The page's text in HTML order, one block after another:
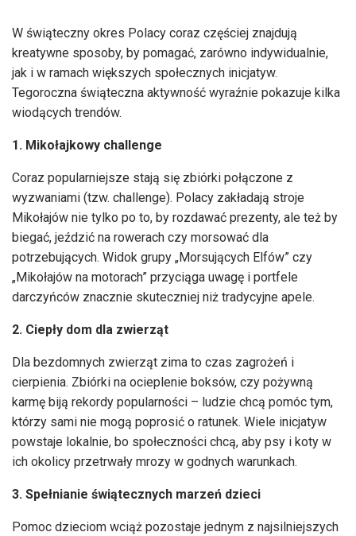
W świąteczny okres Polacy coraz częściej znajdują
kreatywne sposoby, by pomagać, zarówno indywidualnie,
jak i w ramach większych społecznych inicjatyw.
Tegoroczna świąteczna aktywność wyraźnie pokazuje kilka
wiodących trendów.
1. Mikołajkowy challenge
Coraz popularniejsze stają się zbiórki połączone z
wyzwaniami (tzw. challenge). Polacy zakładają stroje
Mikołajów nie tylko po to, by rozdawać prezenty, ale też by
biegać, jeździć na rowerach czy morsować dla
potrzebujących. Widok grupy „Morsujących Elfów” czy
„Mikołajów na motorach” przyciąga uwagę i portfele
darczyńców znacznie skuteczniej niż tradycyjne apele.
2. Ciepły dom dla zwierząt
Dla bezdomnych zwierząt zima to czas zagrożeń i
cierpienia. Zbiórki na ocieplenie boksów, czy pożywną
karmę biją rekordy popularności – ludzie chcą pomóc tym,
którzy sami nie mogą poprosić o ratunek. Wiele inicjatyw
powstaje lokalnie, bo społeczności chcą, aby psy i koty w
ich okolicy przetrwały mrozy w godnych warunkach.
3. Spełnianie świątecznych marzeń dzieci
Pomoc dzieciom wciąż pozostaje jednym z najsilniejszych